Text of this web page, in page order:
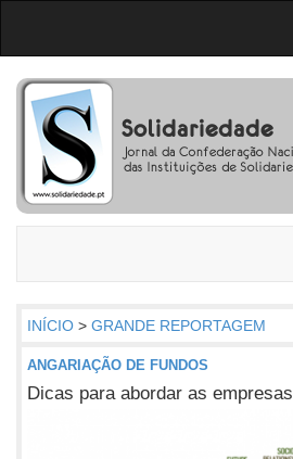
INÍCIO > GRANDE REPORTAGEM
ANGARIAÇÃO DE FUNDOS
Dicas para abordar as empresas